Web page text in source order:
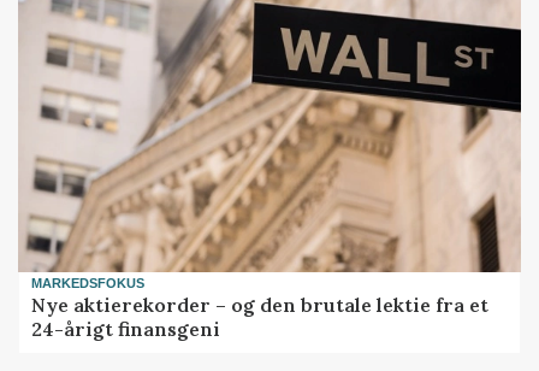
MARKEDSFOKUS
Nye aktierekorder – og den brutale lektie fra et
24-årigt finansgeni